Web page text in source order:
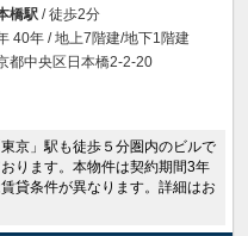
橋駅 / 徒歩2分
40年 / 地上7階建/地下1階建
都中央区日本橋2-2-20
京」駅も徒歩５分圏内のビルで
ります。本物件は契約期間3年
貸条件が異なります。詳細はお